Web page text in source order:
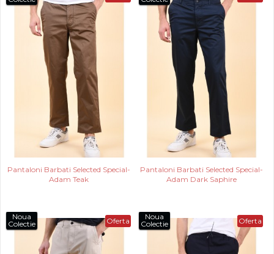
Pantaloni Barbati Selected Special-
Adam Teak
Pantaloni Barbati Selected Special-
Adam Dark Saphire
Oferta
Noua
Colectie
Oferta
Noua
Colectie